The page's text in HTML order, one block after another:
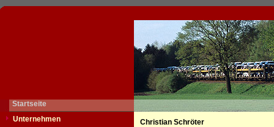
Startseite
Unternehmen
Christian Schröter